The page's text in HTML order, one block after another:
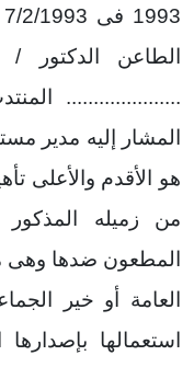
الطاعن الدكتور
المشار إليه مدير
هو الأقدم والأعلى
من زميله المذكور
المطعون ضدها وهى
العامة أو خير